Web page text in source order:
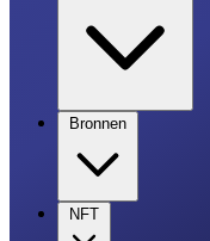
Bronnen
NFT